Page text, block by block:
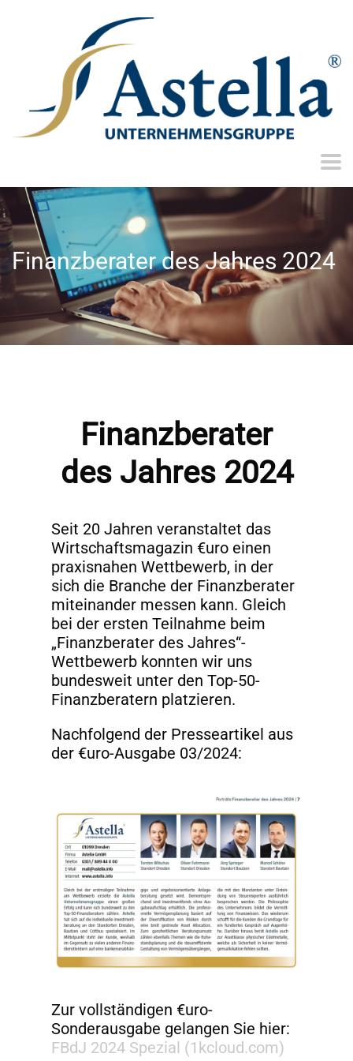
Finanzberater des Jahres 2024
Finanzberater
des Jahres 2024
Seit 20 Jahren veranstaltet das
Wirtschaftsmagazin €uro einen
praxisnahen Wettbewerb, in der
sich die Branche der Finanzberater
miteinander messen kann. Gleich
bei der ersten Teilnahme beim
„Finanzberater des Jahres“-
Wettbewerb konnten wir uns
bundesweit unter den Top-50-
Finanzberatern platzieren.
Nachfolgend der Presseartikel aus
der €uro-Ausgabe 03/2024:
Zur vollständigen €uro-
Sonderausgabe gelangen Sie hier:
FBdJ 2024 Spezial (1kcloud.com)